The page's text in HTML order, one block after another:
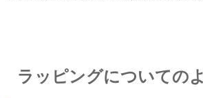
ラッピングについての